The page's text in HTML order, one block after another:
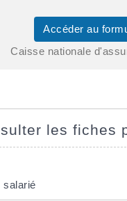
Accéder au
Caisse nationale
les fiches
salarié